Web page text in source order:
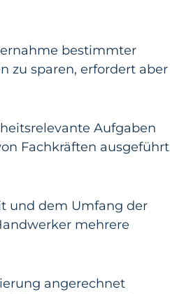
bestimmter
zu sparen, erfordert aber
Aufgaben
Fachkräften ausgeführt
und dem Umfang der
mehrere
angerechnet